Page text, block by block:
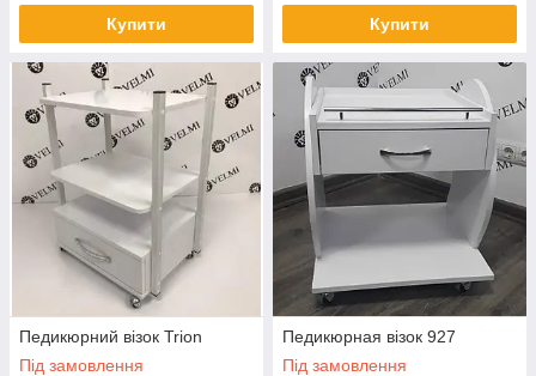
Купити Купити
Педикюрний візок Trion
Під замовлення
Педикюрная візок 927
Під замовлення